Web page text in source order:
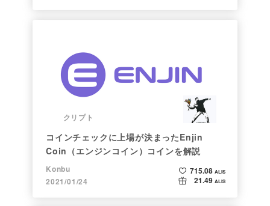
クリプト
コインチェックに上場が決まったEnjin
Coin（エンジンコイン）コインを解説
Konbu
2021/01/24
715.08 ALIS
21.49 ALIS